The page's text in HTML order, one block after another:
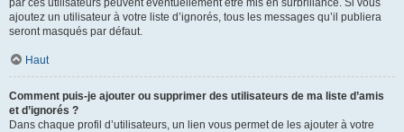
par ces utilisateurs peuvent éventuellement être mis en surbrillance. Si vous
ajoutez un utilisateur à votre liste d’ignorés, tous les messages qu’il publiera
seront masqués par défaut.
Haut
Comment puis-je ajouter ou supprimer des utilisateurs de ma liste d’amis
et d’ignorés ?
Dans chaque profil d’utilisateurs, un lien vous permet de les ajouter à votre